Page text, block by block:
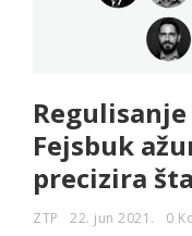
Fejsbuk
precizira
ZTP 22. jun 2021. 0